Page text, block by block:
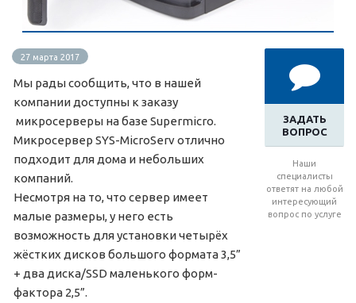
ЗАДАТЬ
ВОПРОС
Наши
специалисты
ответят на любой
интересующий
вопрос по услуге
27 марта 2017
Мы рады сообщить, что в нашей
компании доступны к заказу
микросерверы на базе Supermicro.
Микросервер SYS-MicroServ отлично
подходит для дома и небольших
компаний.
Несмотря на то, что сервер имеет
малые размеры, у него есть
возможность для установки четырёх
жёстких дисков большого формата 3,5”
+ два диска/SSD маленького форм-
фактора 2,5”.